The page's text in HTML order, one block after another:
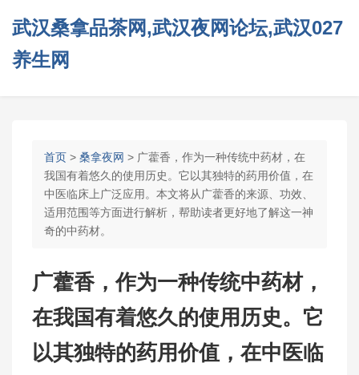
武汉桑拿品茶网,武汉夜网论坛,武汉027
养生网
首页 > 桑拿夜网 > 广藿香，作为一种传统中药材，在
我国有着悠久的使用历史。它以其独特的药用价值，在
中医临床上广泛应用。本文将从广藿香的来源、功效、
适用范围等方面进行解析，帮助读者更好地了解这一神
奇的中药材。
广藿香，作为一种传统中药材，
在我国有着悠久的使用历史。它
以其独特的药用价值，在中医临